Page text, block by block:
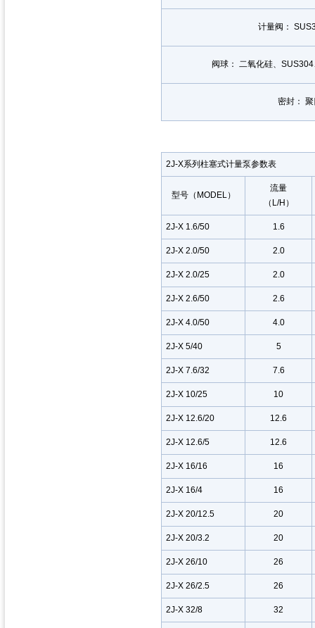
计量阀：
阀球： 二氧化硅、
密封：
2J-X系列柱塞式计量泵参数表
型号（MODEL）
流量
（L/H）
2J-X 1.6/50 1.6
2J-X 2.0/50 2.0
2J-X 2.0/25 2.0
2J-X 2.6/50 2.6
2J-X 4.0/50 4.0
2J-X 5/40 5
2J-X 7.6/32 7.6
2J-X 10/25 10
2J-X 12.6/20 12.6
2J-X 12.6/5 12.6
2J-X 16/16 16
2J-X 16/4 16
2J-X 20/12.5 20
2J-X 20/3.2 20
2J-X 26/10 26
2J-X 26/2.5 26
2J-X 32/8 32